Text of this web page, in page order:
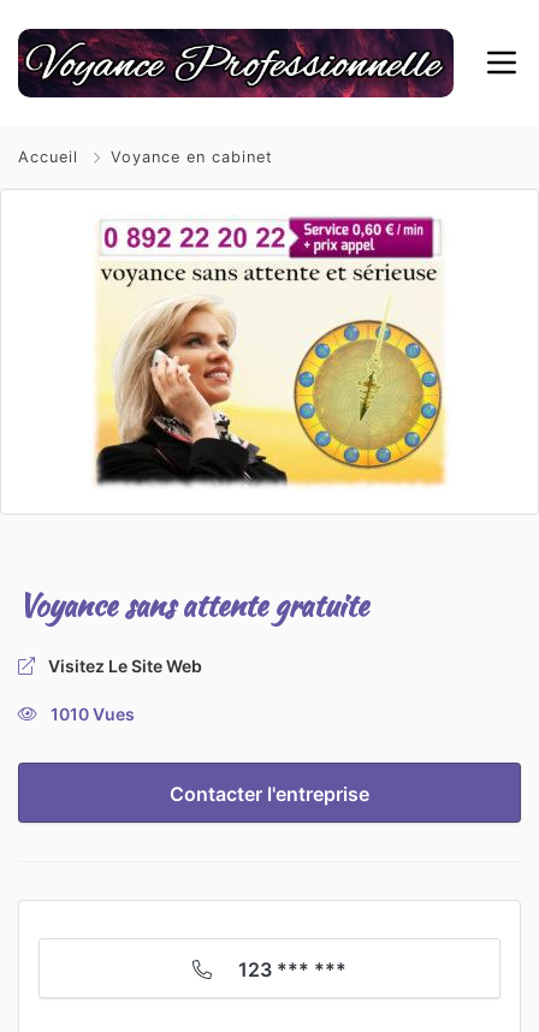
Accueil Voyance en cabinet
Voyance sans attente gratuite
Visitez Le Site Web
1010 Vues
Contacter l'entreprise
123 *** ***